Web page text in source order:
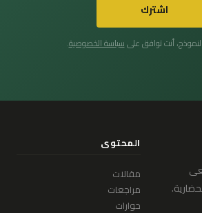
اشترك
أنت توافق علىسياسة الخصوصية.
المحتوى
مقالات
مراجعات
حوارات